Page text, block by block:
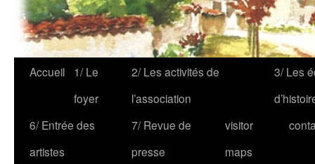
Accueil
1/ Le
foyer
2/ Les activités de
l’association
3/ Les
6/ Entrée des
artistes
7/ Revue de
presse
visitor
maps